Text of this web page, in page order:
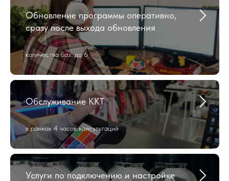
Обновление программы оперативно,
сразу после выхода обновления
количество баз: до 6
Обслуживание ККТ
в рамках 4 часов консультаций
Услуги по подключению и настройке